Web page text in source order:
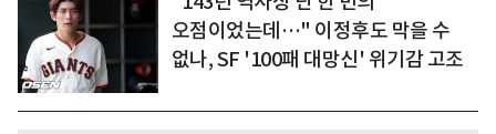
오점이었는데…" 이정후도 막을 수
없나, SF '100패 대망신' 위기감 고조